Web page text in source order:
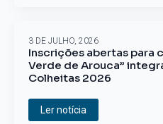
Inscrições abertas para
Verde de Arouca”
Colheitas 2026
3 DE JULHO, 2026
Ler notícia